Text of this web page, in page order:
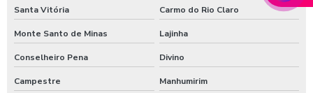
Shampoozeira a venda
Sistema de lavagem para agro
Sistema de lavagem para agroindústria
Sistema de lavagem de ônibus
Santa Vitória Carmo do Rio Claro
Monte Santo de Minas Lajinha
Conselheiro Pena Divino
Campestre Manhumirim